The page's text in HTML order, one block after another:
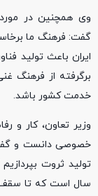
وی همچنین در مورد
گفت: فرهنگ ما
ایران باعث تولید
برگرفته از فرهنگ
خدمت کشور باشد.
وزیر تعاون، کار و
خصوصی دانست و گفت: